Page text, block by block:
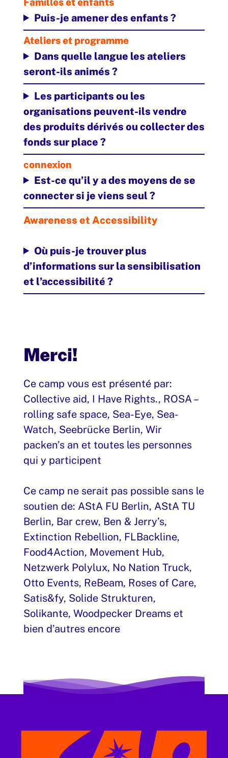
Puis-je amener des enfants ?
Ateliers et programme
Dans quelle langue les ateliers
seront-ils animés ?
Les participants ou les
organisations peuvent-ils vendre
des produits dérivés ou collecter des
fonds sur place ?
connexion
Est-ce qu’il y a des moyens de se
connecter si je viens seul ?
Awareness et Accessibility
Où puis-je trouver plus
d’informations sur la sensibilisation
et l’accessibilité ?
Merci!
Ce camp vous est présenté par:
Collective aid, I Have Rights., ROSA –
rolling safe space, Sea-Eye, Sea-
Watch, Seebrücke Berlin, Wir
packen’s an et toutes les personnes
qui y participent
Ce camp ne serait pas possible sans le
soutien de: AStA FU Berlin, AStA TU
Berlin, Bar crew, Ben & Jerry’s,
Extinction Rebellion, FLBackline,
Food4Action, Movement Hub,
Netzwerk Polylux, No Nation Truck,
Otto Events, ReBeam, Roses of Care,
Satis&fy, Solide Strukturen,
Solikante, Woodpecker Dreams et
bien d’autres encore